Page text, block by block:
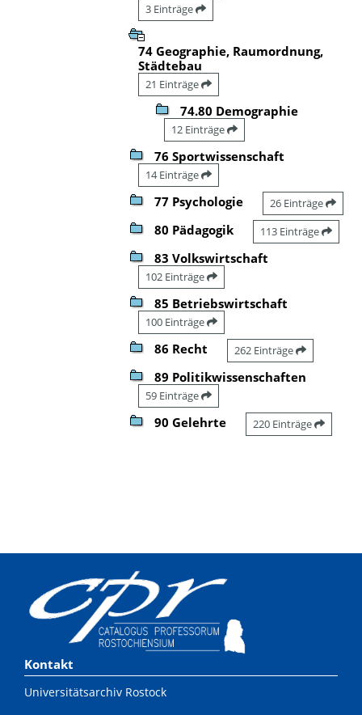
3 Einträge
74 Geographie, Raumordnung,
Städtebau
21 Einträge
74.80 Demographie
12 Einträge
76 Sportwissenschaft
14 Einträge
77 Psychologie 26 Einträge
80 Pädagogik 113 Einträge
83 Volkswirtschaft
102 Einträge
85 Betriebswirtschaft
100 Einträge
86 Recht 262 Einträge
89 Politikwissenschaften
59 Einträge
90 Gelehrte 220 Einträge
Kontakt
Universitätsarchiv Rostock